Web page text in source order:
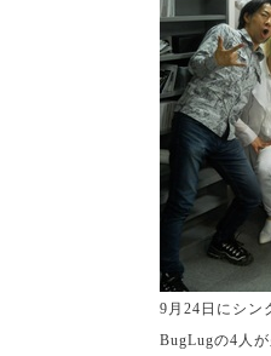
9 月 24 日にシン
BugLugの4 人